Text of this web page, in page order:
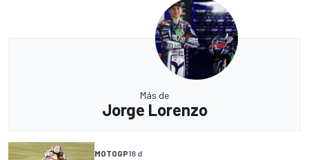
Más de
Jorge Lorenzo
MOTOGP18 d